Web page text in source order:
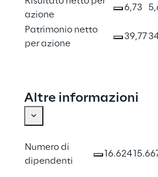
azione
6,73
Patrimonio netto
per azione
39,77
Altre informazioni
Numero di
dipendenti
16.624